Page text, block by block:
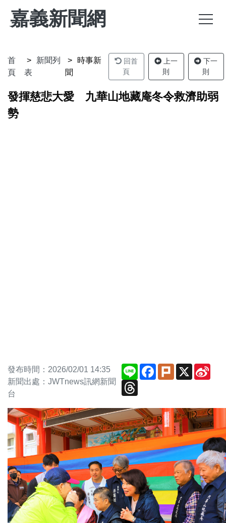
嘉義新聞網
首
頁
新聞列
表
時事新
聞
回首
頁
上一
則
下一
則
發揮慈悲大愛 九華山地藏庵冬令救濟助弱
勢
發布時間：2026/02/01 14:35
新聞出處：JWTnews訊網新聞
台
Line Facebook
PlurkX
Threads